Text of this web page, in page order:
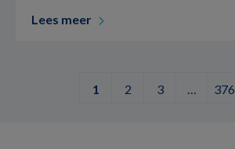
Lees meer
1 2 3 … 376